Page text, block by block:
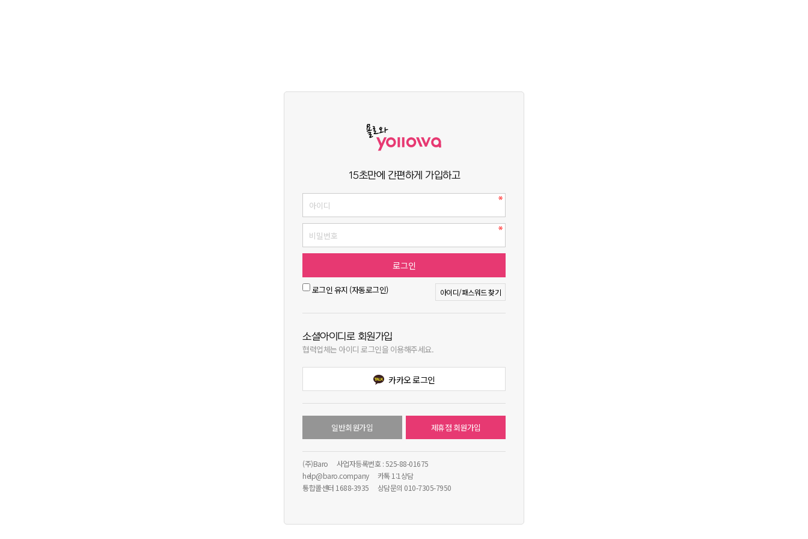
15초만에 간편하게 가입하고
로그인 유지 (자동로그인) 아이디/패스워드 찾기
소셜아이디로 회원가입
협력업체는 아이디 로그인을 이용해주세요.
카카오 로그인
일반회원가입 제휴점 회원가입
(주)Baro
사업자등록번호 : 525-88-01675
help@baro.company
카톡 1:1상담
통합콜센터 1688-3935
상담문의 010-7305-7950